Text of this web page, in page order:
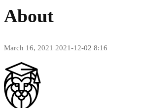
About
March 16, 2021 2021-12-02 8:16
About